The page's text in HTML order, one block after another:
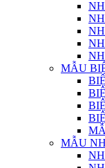
MẪU
MẪU